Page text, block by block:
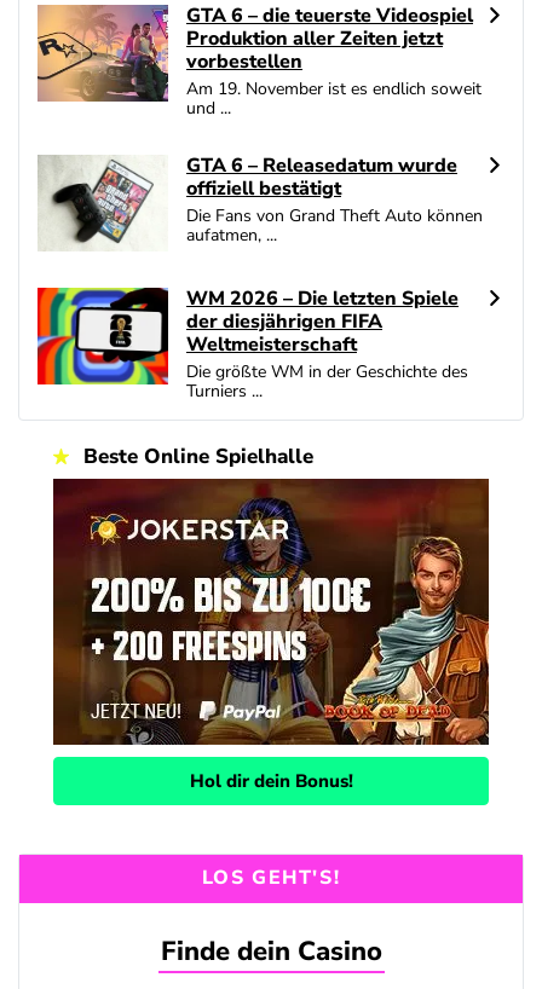
GTA 6 – die teuerste Videospiel
Produktion aller Zeiten jetzt
vorbestellen
Am 19. November ist es endlich soweit
und ...
GTA 6 – Releasedatum wurde
offiziell bestätigt
Die Fans von Grand Theft Auto können
aufatmen, ...
WM 2026 – Die letzten Spiele
der diesjährigen FIFA
Weltmeisterschaft
Die größte WM in der Geschichte des
Turniers ...
Beste Online Spielhalle
Hol dir dein Bonus!
LOS GEHT'S!
Finde dein Casino